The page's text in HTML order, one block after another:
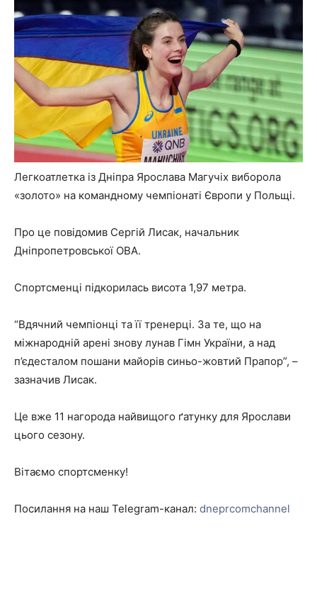
Легкоатлетка із Дніпра Ярослава Магучіх виборола
«золото» на командному чемпіонаті Європи у Польщі.
Про це повідомив Сергій Лисак, начальник
Дніпропетровської ОВА.
Спортсменці підкорилась висота 1,97 метра.
“Вдячний чемпіонці та її тренерці. За те, що на
міжнародній арені знову лунав Гімн України, а над
п’єдесталом пошани майорів синьо-жовтий Прапор”, –
зазначив Лисак.
Це вже 11 нагорода найвищого ґатунку для Ярослави
цього сезону.
Вітаємо спортсменку!
Посилання на наш Telegram-канал: dneprcomchannel